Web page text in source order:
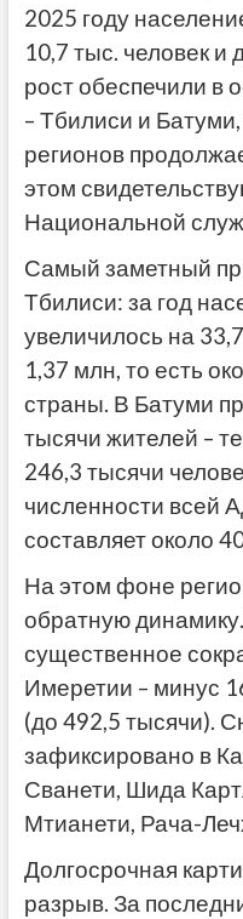
2025 году
10,7 тыс. человек и
рост обеспечили в
– Тбилиси и
регионов
этом
Национальной
Самый заметный
Тбилиси: за год
увеличилось на
1,37 млн, то есть
страны. В Батуми
тысячи жителей –
246,3 тысячи
численности всей
составляет около
На этом фоне
обратную
существенное
Имеретии – минус
(до 492,5 тысячи).
зафиксировано в
Сванети, Шида
Мтианети, Рача-
Долгосрочная
разрыв. За